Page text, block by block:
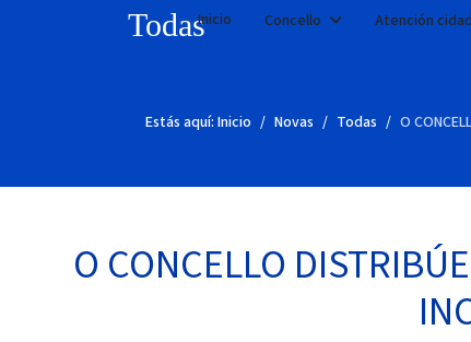
Inicio Concello Atención
Todas
Estás aquí: Inicio Novas Todas O
O CONCELLO